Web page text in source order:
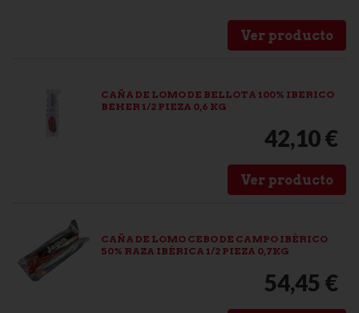
Ver producto
CAÑA DE LOMO DE BELLOTA 100% IBERICO
BEHER 1/2 PIEZA 0,6 KG
42,10 €
Ver producto
CAÑA DE LOMO CEBO DE CAMPO IBÉRICO
50% RAZA IBÉRICA 1/2 PIEZA 0,7KG
54,45 €